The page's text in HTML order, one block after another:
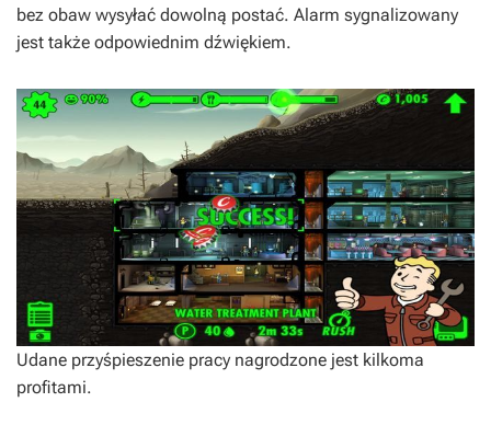
bez obaw wysyłać dowolną postać. Alarm sygnalizowany
jest także odpowiednim dźwiękiem.
Udane przyśpieszenie pracy nagrodzone jest kilkoma
profitami.